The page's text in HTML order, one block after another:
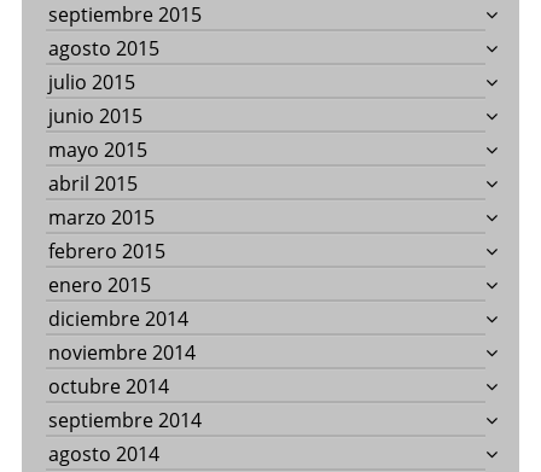
septiembre 2015
agosto 2015
julio 2015
junio 2015
mayo 2015
abril 2015
marzo 2015
febrero 2015
enero 2015
diciembre 2014
noviembre 2014
octubre 2014
septiembre 2014
agosto 2014